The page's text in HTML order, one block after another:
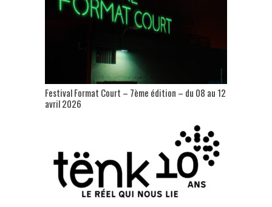
Festival Format Court – 7ème édition – du 08 au 12
avril 2026